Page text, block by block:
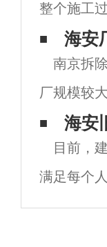
整个施工
除工程之
程中发生
海安
南京拆
厂规模较
度看，工
是二次销
海安
目前，
满足每个
重建，因